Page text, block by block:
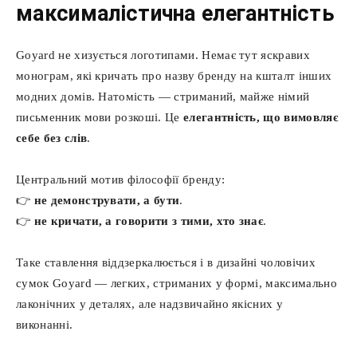
максималістична елегантність
Goyard не хизується логотипами. Немає тут яскравих
монограм, які кричать про назву бренду на кшталт інших
модних домів. Натомість — стриманий, майже німий
письменник мови розкоші. Це елегантність, що вимовляє
себе без слів.
Центральний мотив філософії бренду:
👉 не демонструвати, а бути.
👉 не кричати, а говорити з тими, хто знає.
Таке ставлення віддзеркалюється і в дизайні чоловічих
сумок Goyard — легких, стриманих у формі, максимально
лаконічних у деталях, але надзвичайно якісних у
виконанні.